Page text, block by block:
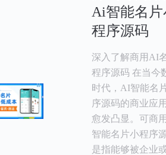
Ai智能名片
程序源码
深入了解商用AI
程序源码 在当今
时代，AI智能名
序源码的商业应
愈发凸显。可商
智能名片小程序
是指能够被企业